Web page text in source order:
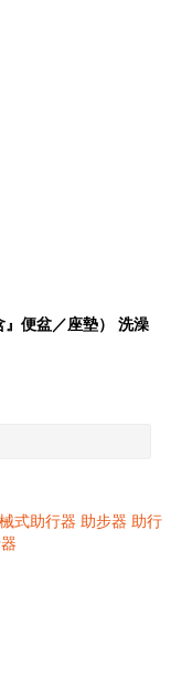
便盆／座墊） 洗澡